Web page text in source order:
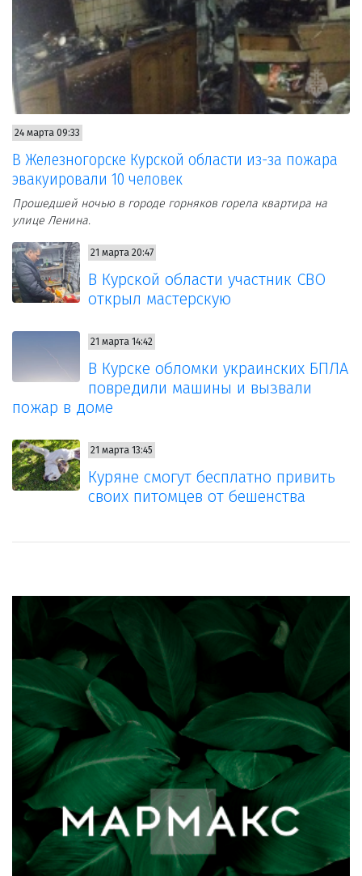
24 марта 09:33
В Железногорске Курской области из-за пожара
эвакуировали 10 человек
Прошедшей ночью в городе горняков горела квартира на
улице Ленина.
21 марта 20:47
В Курской области участник СВО
открыл мастерскую
21 марта 14:42
В Курске обломки украинских БПЛА
повредили машины и вызвали
пожар в доме
21 марта 13:45
Куряне смогут бесплатно привить
своих питомцев от бешенства